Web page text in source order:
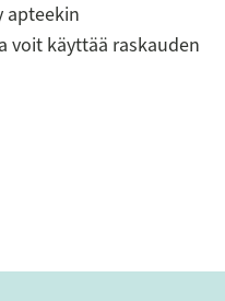
apteekin
käyttää raskauden